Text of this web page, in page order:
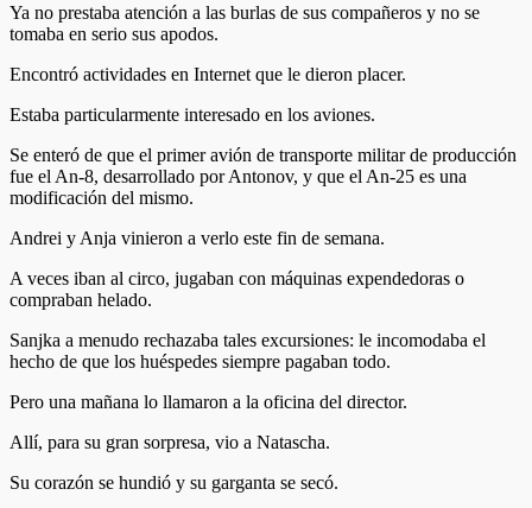
Ya no prestaba atención a las burlas de sus compañeros y no se
tomaba en serio sus apodos.
Encontró actividades en Internet que le dieron placer.
Estaba particularmente interesado en los aviones.
Se enteró de que el primer avión de transporte militar de producción
fue el An-8, desarrollado por Antonov, y que el An-25 es una
modificación del mismo.
Andrei y Anja vinieron a verlo este fin de semana.
A veces iban al circo, jugaban con máquinas expendedoras o
compraban helado.
Sanjka a menudo rechazaba tales excursiones: le incomodaba el
hecho de que los huéspedes siempre pagaban todo.
Pero una mañana lo llamaron a la oficina del director.
Allí, para su gran sorpresa, vio a Natascha.
Su corazón se hundió y su garganta se secó.